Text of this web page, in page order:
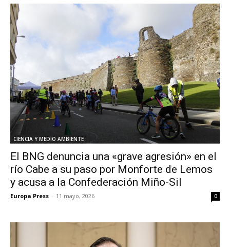
CIENCIA Y MEDIO AMBIENTE
El BNG denuncia una «grave agresión» en el
río Cabe a su paso por Monforte de Lemos
y acusa a la Confederación Miño-Sil
Europa Press - 11 mayo, 2026 0